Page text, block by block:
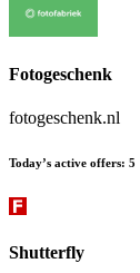
Fotogeschenk
fotogeschenk.nl
Today’s active offers: 5
Shutterfly